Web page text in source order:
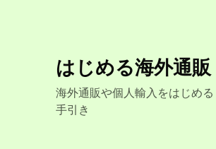
はじめる海外通販
海外通販や個人輸入をはじめる
手引き